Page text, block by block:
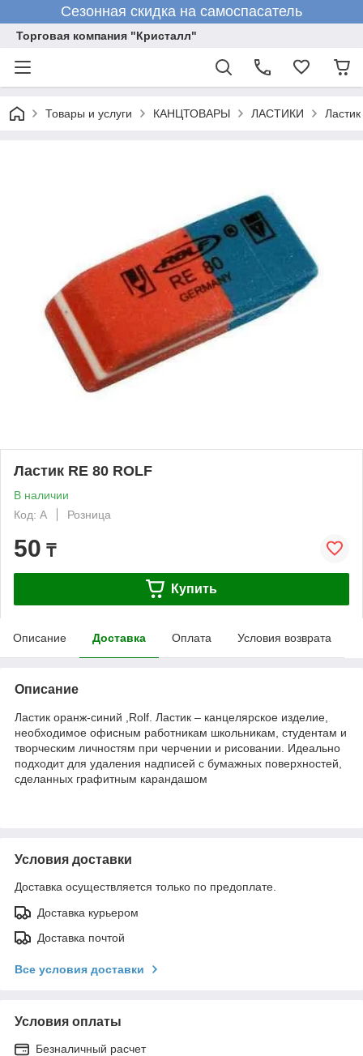
Сезонная скидка на самоспасатель
Торговая компания "Кристалл"
Товары и услуги КАНЦТОВАРЫ ЛАСТИКИ
Ластик RE 80 ROLF
В наличии
Код: А
Розница
50 ₸
Купить
Описание Доставка Оплата Условия возврата
Описание
Ластик оранж-синий ,Rolf. Ластик – канцелярское изделие,
необходимое офисным работникам школьникам, студентам и
творческим личностям при черчении и рисовании. Идеально
подходит для удаления надписей с бумажных поверхностей,
сделанных графитным карандашом
Условия доставки
Доставка осуществляется только по предоплате.
Доставка курьером
Доставка почтой
Все условия доставки
Условия оплаты
Безналичный расчет